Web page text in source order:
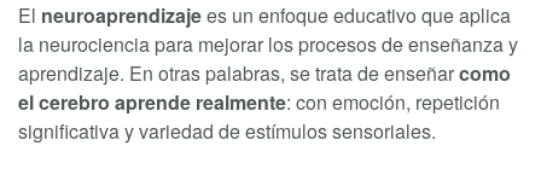
El neuroaprendizajees un enfoque educativo que aplica
la neurociencia para mejorar los procesos de enseñanza y
aprendizaje. En otras palabras, se trata de enseñarcomo
el cerebro aprende realmente: con emoción, repetición
significativa y variedad de estímulos sensoriales.